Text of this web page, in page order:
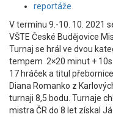
reportáže
V termínu 9.-10. 10. 2021
VŠTE České Budějovice
Turnaj se hrál ve dvou
tempem 2×20 minut +
17 hráček a titul
Diana Romanko z
turnaji 8,5 bodu. Turnaje
mistra ČR do 8 let získal